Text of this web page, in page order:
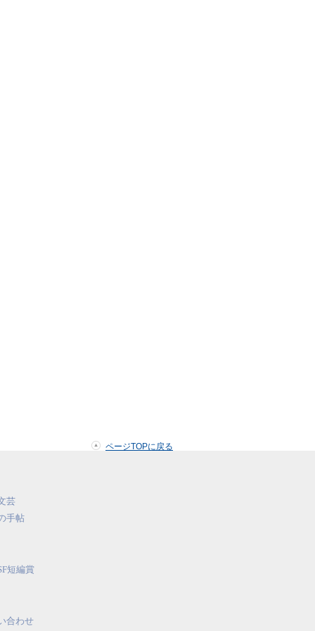
ページTOPに戻る
芸
手帖
短編賞
合わせ